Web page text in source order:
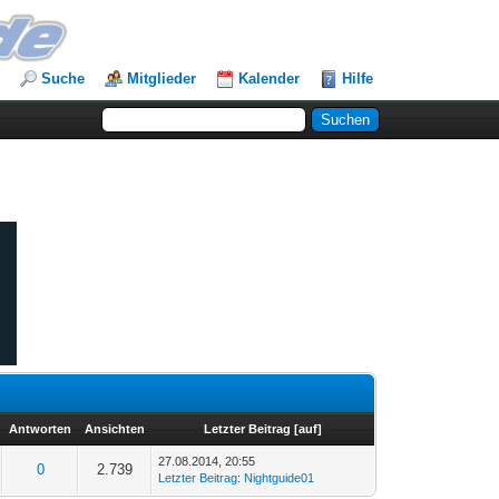
Suche Mitglieder Kalender Hilfe
Antworten Ansichten Letzter Beitrag [auf]
0 2.739
27.08.2014, 20:55
Letzter Beitrag: Nightguide01